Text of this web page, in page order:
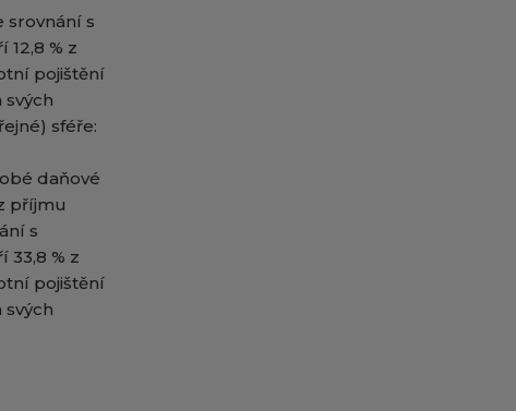
srovnání s
% z
pojištění
svých
sféře:​
daňové
příjmu
s
% z
pojištění
svých